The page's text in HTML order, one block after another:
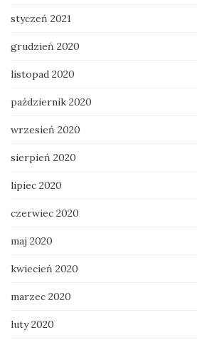
styczeń 2021
grudzień 2020
listopad 2020
październik 2020
wrzesień 2020
sierpień 2020
lipiec 2020
czerwiec 2020
maj 2020
kwiecień 2020
marzec 2020
luty 2020